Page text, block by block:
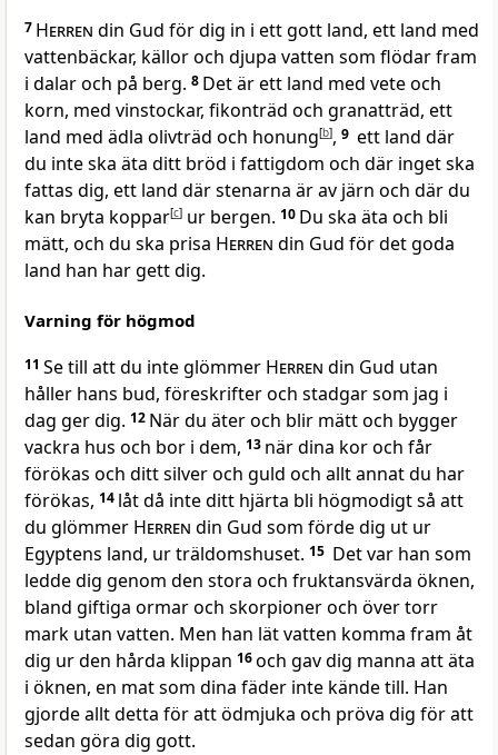
7 Herren din Gud för dig in i ett gott land, ett land med
vattenbäckar, källor och djupa vatten som flödar fram
i dalar och på berg. 8 Det är ett land med vete och
korn, med vinstockar, fikonträd och granatträd, ett
land med ädla olivträd och honung[b], 9 ett land där
du inte ska äta ditt bröd i fattigdom och där inget ska
fattas dig, ett land där stenarna är av järn och där du
kan bryta koppar[c] ur bergen. 10 Du ska äta och bli
mätt, och du ska prisa Herren din Gud för det goda
land han har gett dig.
Varning för högmod
11 Se till att du inte glömmer Herren din Gud utan
håller hans bud, föreskrifter och stadgar som jag i
dag ger dig. 12 När du äter och blir mätt och bygger
vackra hus och bor i dem, 13 när dina kor och får
förökas och ditt silver och guld och allt annat du har
förökas, 14 låt då inte ditt hjärta bli högmodigt så att
du glömmer Herren din Gud som förde dig ut ur
Egyptens land, ur träldomshuset. 15 Det var han som
ledde dig genom den stora och fruktansvärda öknen,
bland giftiga ormar och skorpioner och över torr
mark utan vatten. Men han lät vatten komma fram åt
dig ur den hårda klippan 16och gav dig manna att äta
i öknen, en mat som dina fäder inte kände till. Han
gjorde allt detta för att ödmjuka och pröva dig för att
sedan göra dig gott.